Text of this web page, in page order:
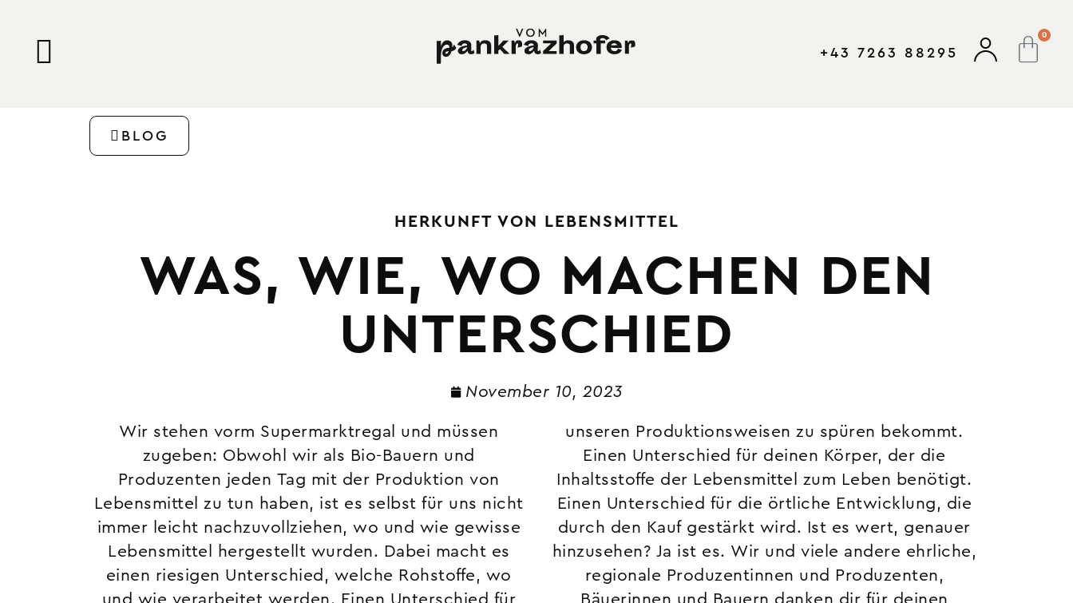
+43 7263 88295
0
BLOG
HERKUNFT VON LEBENSMITTEL
WAS, WIE, WO MACHEN DEN
UNTERSCHIED
November 10, 2023
Wir stehen vorm Supermarktregal und müssen
zugeben: Obwohl wir als Bio-Bauern und
Produzenten jeden Tag mit der Produktion von
Lebensmittel zu tun haben, ist es selbst für uns nicht
immer leicht nachzuvollziehen, wo und wie gewisse
Lebensmittel hergestellt wurden. Dabei macht es
einen riesigen Unterschied, welche Rohstoffe, wo
und wie verarbeitet werden. Einen Unterschied für
unseren Produktionsweisen zu spüren bekommt.
Einen Unterschied für deinen Körper, der die
Inhaltsstoffe der Lebensmittel zum Leben benötigt.
Einen Unterschied für die örtliche Entwicklung, die
durch den Kauf gestärkt wird. Ist es wert, genauer
hinzusehen? Ja ist es. Wir und viele andere ehrliche,
regionale Produzentinnen und Produzenten,
Bäuerinnen und Bauern danken dir für deinen